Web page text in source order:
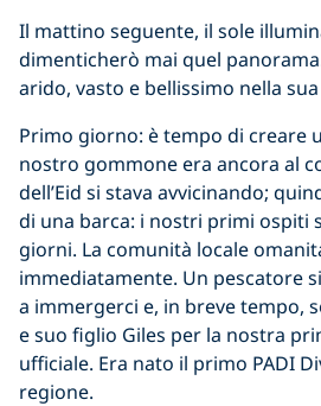
Il mattino seguente, il sole
dimenticherò mai quel
arido, vasto e bellissimo nella
Primo giorno: è tempo di creare
nostro gommone era ancora al
dell’Eid si stava avvicinando;
di una barca: i nostri primi ospiti
giorni. La comunità locale
immediatamente. Un pescatore
a immergerci e, in breve tempo,
e suo figlio Giles per la nostra
ufficiale. Era nato il primo PADI
regione.